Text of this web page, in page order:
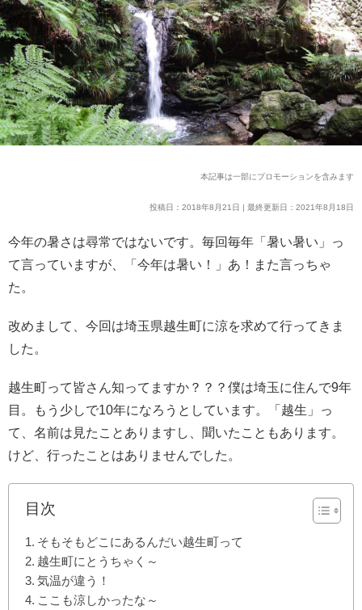
本記事は一部にプロモーションを含みます
投稿日：2018年8月21日 | 最終更新日：2021年8月18日
今年の暑さは尋常ではないです。毎回毎年「暑い暑い」っ
て言っていますが、「今年は暑い！」あ！また言っちゃ
た。
改めまして、今回は埼玉県越生町に涼を求めて行ってきま
した。
越生町って皆さん知ってますか？？？僕は埼玉に住んで9年
目。もう少しで10年になろうとしています。「越生」っ
て、名前は見たことありますし、聞いたこともあります。
けど、行ったことはありませんでした。
目次
そもそもどこにあるんだい越生町って
越生町にとうちゃく～
気温が違う！
ここも涼しかったな～